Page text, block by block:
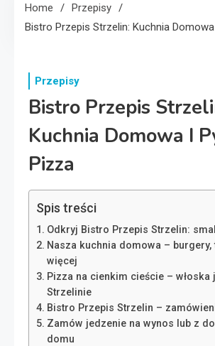
Home
Przepisy
Bistro Przepis Strzelin: Kuchnia
Przepisy
Bistro Przepis
Kuchnia Domowa I
Pizza
Spis treści
Odkryj Bistro Przepis Strzelin:
Nasza kuchnia domowa – burgery,
więcej
Pizza na cienkim cieście – włoska
Strzelinie
Bistro Przepis Strzelin –
Zamów jedzenie na wynos lub z
domu